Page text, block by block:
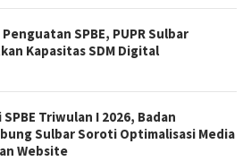
SPBE, PUPR Sulbar
Kapasitas SDM Digital
SPBE Triwulan I 2026, Badan
Sulbar Soroti Optimalisasi Media
Website